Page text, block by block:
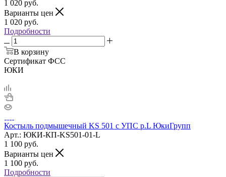
1 020 руб.
Варианты цен
1 020 руб.
Подробности
В корзину
Сертификат ФСС
ЮКИ
Костыль подмышечный KS 501 с УПС р.L ЮкиГрупп
Арт.: ЮКИ-КП-KS501-01-L
1 100 руб.
Варианты цен
1 100 руб.
Подробности